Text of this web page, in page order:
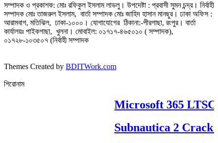
সম্পাদক ও প্রকাশক: মোঃ রফিকুল ইসলাম লাভলু। উপদেষ্টা : প্রবাসী সুমন চন্দ্র। নির্বাহী
সম্পাদক মোঃ তাজরুল‌‌ ইসলাম, বার্তা সম্পাদক মোঃ জাহিদ হাসান মানছুর। ঢাকা অফিস :
আরামবাগ, মতিঝিল, ঢাকা-১০০০। যোগাযোগের ঠিকানা:-পীরগাছা‌, রংপুর। বার্তা
কার্যালয়ঃ পাইকগাছা, খুলনা। মোবাইল: ০১৭১৭-৪৬৫০১০ ( সম্পাদক),
০১৭২৮-১০৩৫০৭ (নির্বাহী সম্পাদক
Themes Created by BDITWork.com
শিরোনাম
Microsoft 365 LTSC
Subnautica 2 Crack